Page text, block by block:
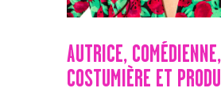
AUTRICE, COMÉDIENNE,
COSTUMIÈRE ET